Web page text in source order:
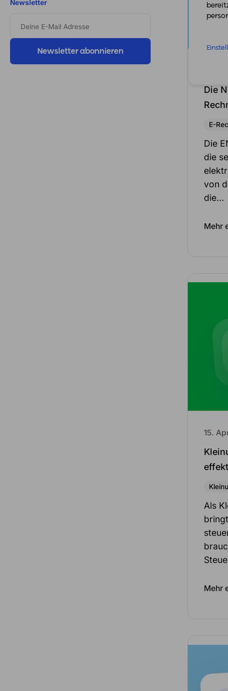
Newsletter
ADRESSE
Die
E-
Die
die
von
die…
Mehr
15.
Als
Mehr